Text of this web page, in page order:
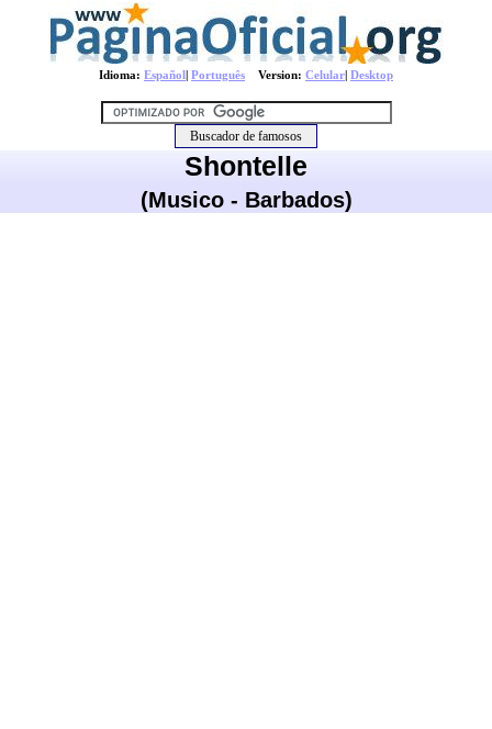
Idioma: Español| Português Version: Celular| Desktop
Shontelle
(Musico - Barbados)